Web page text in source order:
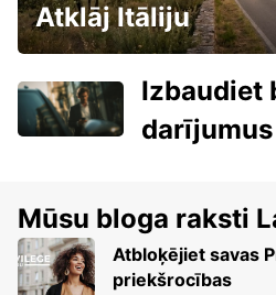
Atklāj Itāliju
Izbaudiet
darījumus
Mūsu bloga raksti
Atbloķējiet savas
priekšrocības